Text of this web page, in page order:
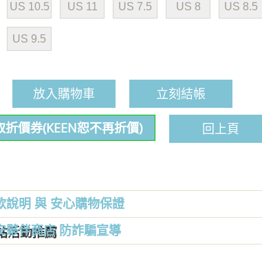
US 10.5 US 11 US 7.5 US 8 US 8.5
US 9.5
放入購物車 立刻結帳
折價券(KEEN恕不再折價) 回上頁
說明 與 安心購物保證
夥伴商店 防詐騙宣導
活動推薦